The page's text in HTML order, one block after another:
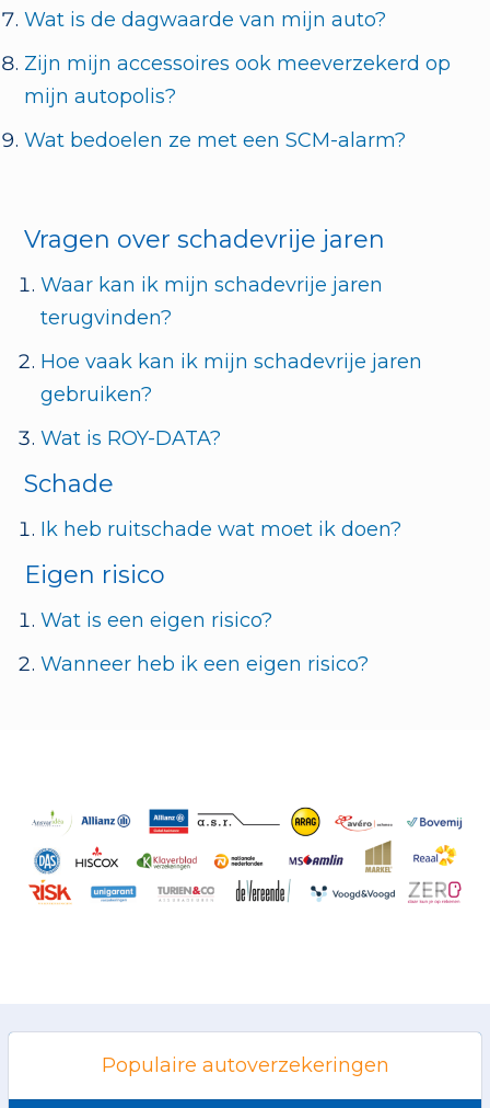
Wat is de dagwaarde van mijn auto?
Zijn mijn accessoires ook meeverzekerd op
mijn autopolis?
Wat bedoelen ze met een SCM-alarm?
Vragen over schadevrije jaren
Waar kan ik mijn schadevrije jaren
terugvinden?
Hoe vaak kan ik mijn schadevrije jaren
gebruiken?
Wat is ROY-DATA?
Schade
Ik heb ruitschade wat moet ik doen?
Eigen risico
Wat is een eigen risico?
Wanneer heb ik een eigen risico?
Populaire autoverzekeringen